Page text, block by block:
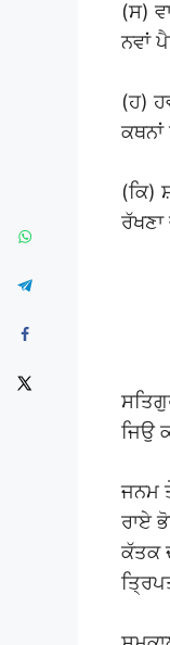
(ਸ)
ਨਵਾਂ
(ਹ)
ਕਥਨਾਂ
(ਕਿ)
ਰੱਖਣਾ
ਜਿਉ
ਜਨਮ
ਰਾਏ
ਕੱਤਕ